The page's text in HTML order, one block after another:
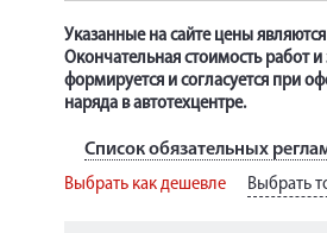
Указанные на сайте цены
Окончательная стоимость работ и
формируется и согласуется при
наряда в автотехцентре.
Список обязательных
Выбрать как дешевле
Выбрать